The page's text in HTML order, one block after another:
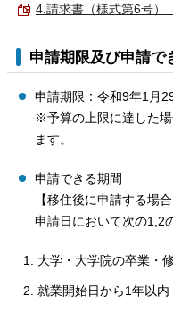
4.請求書（様式第6号）
申請期限及び申請で
申請期限：令和9年1月
※予算の上限に達した
ます。
申請できる期間
【移住後に申請する場合
申請日において次の1,2
大学・大学院の卒業・
就業開始日から1年以内